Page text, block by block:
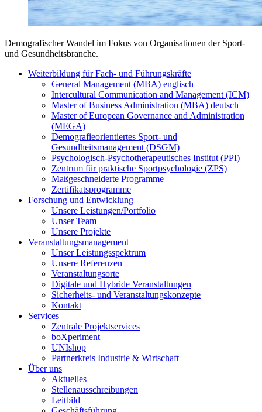
Demografischer Wandel im Fokus von Organisationen der Sport-
und Gesundheitsbranche.
Weiterbildung für Fach- und Führungskräfte
General Management (MBA) englisch
Intercultural Communication and Management (ICM)
Master of Business Administration (MBA) deutsch
Master of European Governance and Administration
(MEGA)
Demografieorientiertes Sport- und
Gesundheitsmanagement (DSGM)
Psychologisch-Psychotherapeutisches Institut (PPI)
Zentrum für praktische Sportpsychologie (ZPS)
Maßgeschneiderte Programme
Zertifikatsprogramme
Forschung und Entwicklung
Unsere Leistungen/Portfolio
Unser Team
Unsere Projekte
Veranstaltungsmanagement
Unser Leistungsspektrum
Unsere Referenzen
Veranstaltungsorte
Digitale und Hybride Veranstaltungen
Sicherheits- und Veranstaltungskonzepte
Kontakt
Services
Zentrale Projektservices
boXperiment
UNIshop
Partnerkreis Industrie & Wirtschaft
Über uns
Aktuelles
Stellenausschreibungen
Leitbild